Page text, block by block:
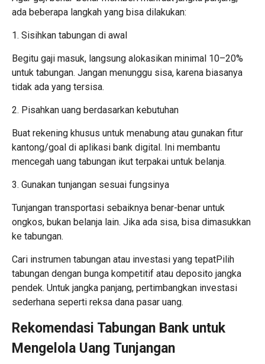
ada beberapa langkah yang bisa dilakukan:
1. Sisihkan tabungan di awal
Begitu gaji masuk, langsung alokasikan minimal 10–20%
untuk tabungan. Jangan menunggu sisa, karena biasanya
tidak ada yang tersisa.
2. Pisahkan uang berdasarkan kebutuhan
Buat rekening khusus untuk menabung atau gunakan fitur
kantong/goal di aplikasi bank digital. Ini membantu
mencegah uang tabungan ikut terpakai untuk belanja.
3. Gunakan tunjangan sesuai fungsinya
Tunjangan transportasi sebaiknya benar-benar untuk
ongkos, bukan belanja lain. Jika ada sisa, bisa dimasukkan
ke tabungan.
Cari instrumen tabungan atau investasi yang tepatPilih
tabungan dengan bunga kompetitif atau deposito jangka
pendek. Untuk jangka panjang, pertimbangkan investasi
sederhana seperti reksa dana pasar uang.
Rekomendasi Tabungan Bank untuk
Mengelola Uang Tunjangan